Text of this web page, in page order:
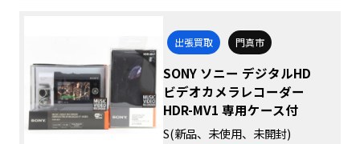
出張買取 門真市
SONY ソニー デジタルHD
ビデオカメラレコーダー
HDR-MV1 専用ケース付
S(新品、未使用、未開封)